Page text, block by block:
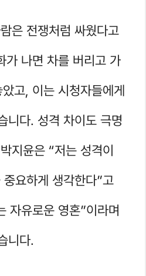
은 전쟁처럼 싸웠다고
가 나면 차를 버리고 가
고, 이는 시청자들에게
니다. 성격 차이도 극명
지윤은 “저는 성격이
요하게 생각한다”고
자유로운 영혼”이라며
니다.